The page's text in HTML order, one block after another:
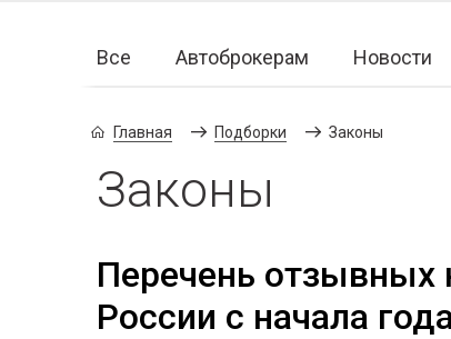
Все Автоброкерам Новости
Главная Подборки Законы
Законы
Перечень отзывных
России с начала